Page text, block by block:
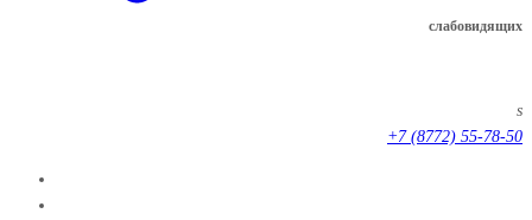
слабовидящих
s
+7 (8772) 55-78-50